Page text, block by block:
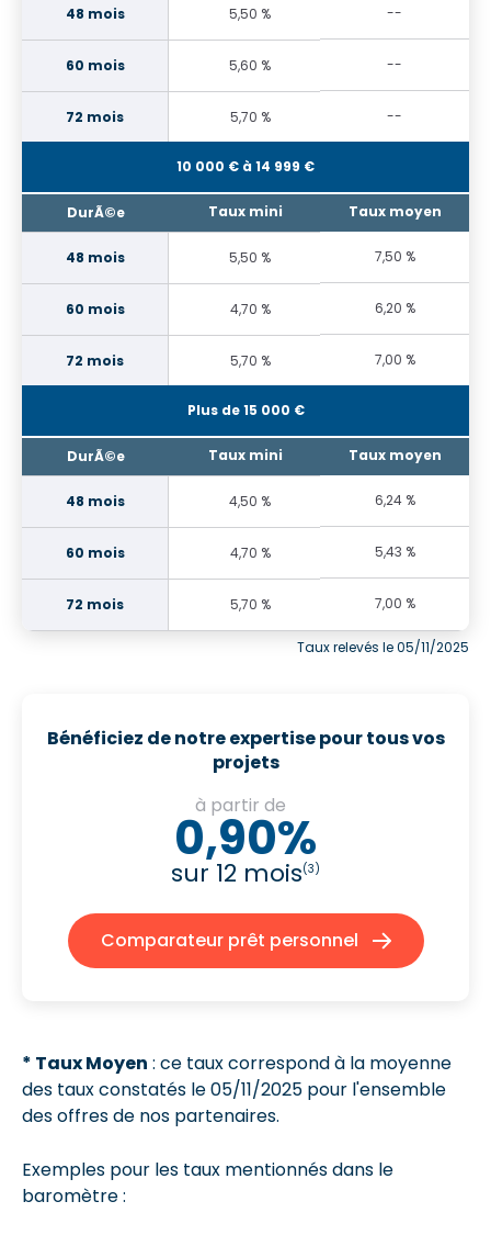
5,50 % --
5,60 % --
5,70 % --
10 000 € à 14 999 €
5,50 % 7,50 %
4,70 % 6,20 %
5,70 % 7,00 %
Plus de 15 000 €
4,50 % 6,24 %
4,70 % 5,43 %
5,70 % 7,00 %
Taux relevés le 05/11/2025
Bénéficiez de notre expertise pour tous vos
projets
à partir de
0,90%
sur 12 mois(3)
Comparateur prêt personnel
* Taux Moyen : ce taux correspond à la moyenne
des taux constatés le 05/11/2025 pour l'ensemble
des offres de nos partenaires.
Exemples pour les taux mentionnés dans le
baromètre :